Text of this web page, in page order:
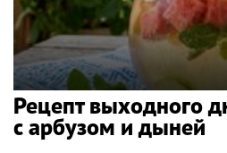
Рецепт выходного
с арбузом и дыней